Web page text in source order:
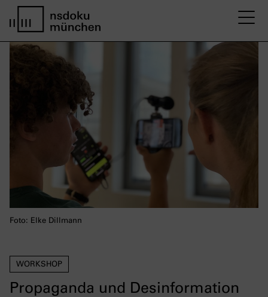
WORKSHOP
Propaganda und Desinformation
Foto: Elke Dillmann